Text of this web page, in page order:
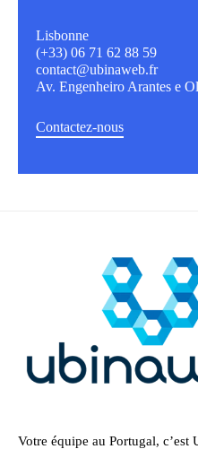
Lisbonne
(+33) 06 71 62 88 59
contact@ubinaweb.fr
Av. Engenheiro Arantes e
Contactez-nous
Votre équipe au Portugal, c’est